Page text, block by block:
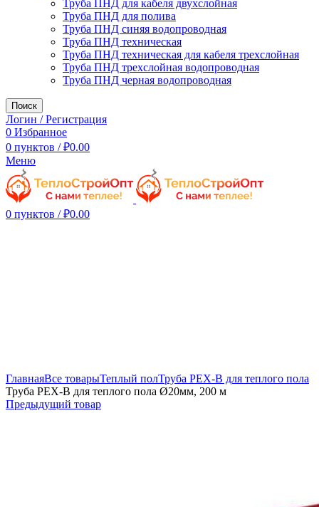
Труба ПНД для кабеля двухслойная
Труба ПНД для полива
Труба ПНД синяя водопроводная
Труба ПНД техническая
Труба ПНД техническая для кабеля трехслойная
Труба ПНД трехслойная водопроводная
Труба ПНД черная водопроводная
Поиск
Логин / Регистрация
0 Избранное
0 пунктов / ₽0.00
Меню
0 пунктов / ₽0.00
ГлавнаяВсе товарыТеплый полТруба PEX-B для теплого пола
Труба PEX-B для теплого пола Ø20мм, 200 м
Предыдущий товар